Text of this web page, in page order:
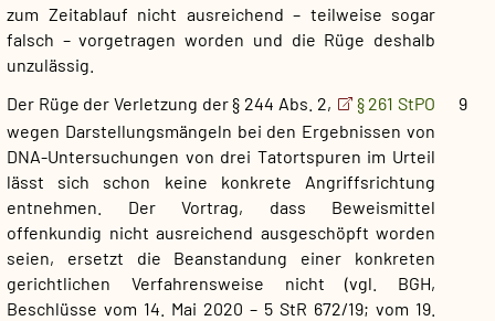
zum Zeitablauf nicht ausreichend – teilweise sogar
falsch – vorgetragen worden und die Rüge deshalb
unzulässig.
9
Der Rüge der Verletzung der § 244 Abs. 2,
§ 261 StPO
wegen Darstellungsmängeln bei den Ergebnissen von
DNA-Untersuchungen von drei Tatortspuren im Urteil
lässt sich schon keine konkrete Angriffsrichtung
entnehmen. Der Vortrag, dass Beweismittel
offenkundig nicht ausreichend ausgeschöpft worden
seien, ersetzt die Beanstandung einer konkreten
gerichtlichen Verfahrensweise nicht (vgl. BGH,
Beschlüsse vom 14. Mai 2020 – 5 StR 672/19; vom 19.